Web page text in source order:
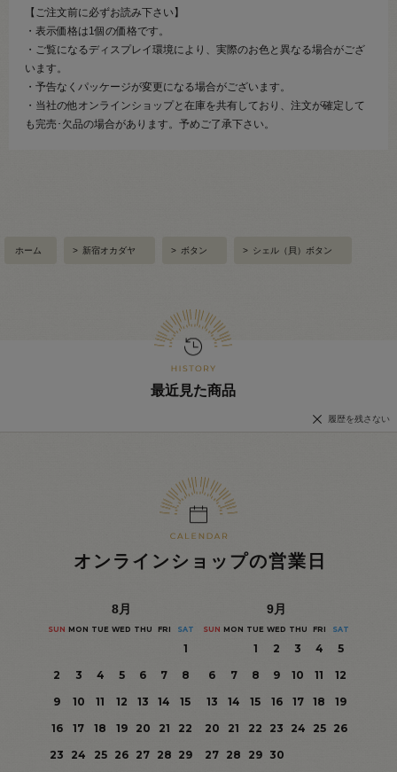
【ご注文前に必ずお読み下さい】
・表示価格は1個の価格です。
・ご覧になるディスプレイ環境により、実際のお色と異なる場合がござ
います。
・予告なくパッケージが変更になる場合がございます。
・当社の他オンラインショップと在庫を共有しており、注文が確定して
も完売･欠品の場合があります。予めご了承下さい。
ホーム > 新宿オカダヤ > ボタン > シェル（貝）ボタン
最近見た商品
履歴を残さない
オンラインショップの営業日
8月
SUN MON TUE WED THU FRI SAT
1
2
3 4 5 6 7
8
9
10 11 12 13 14
15
16
17 18 19 20 21
22
23
24 25 26 27 28 29
9月
SUN MON TUE WED THU FRI SAT
1 2 3 4
5
6
7 8 9 10 11
12
13
14 15 16 17 18
19
20
21 22 23 24 25
26
27 28 29 30